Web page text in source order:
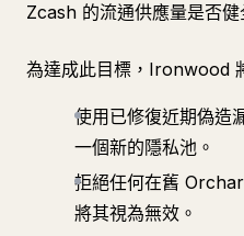
Zcash 的流通供應量是否健
為達成此目標，Ironwood
使用已修復近期偽造
一個新的隱私池。
拒絕任何在舊
將其視為無效。